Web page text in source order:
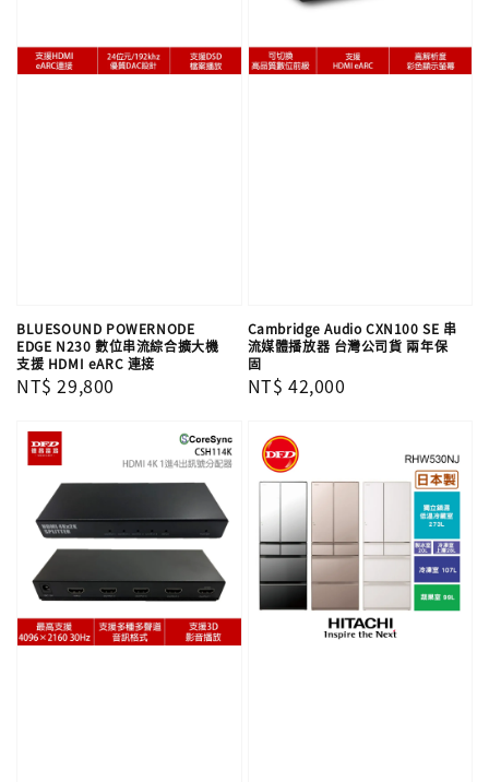
BLUESOUND POWERNODE
EDGE N230 數位串流綜合擴大機
支援 HDMI eARC 連接
Regular
NT$ 29,800
Cambridge Audio CXN100 SE 串
流媒體播放器 台灣公司貨 兩年保
固
Regular
NT$ 42,000